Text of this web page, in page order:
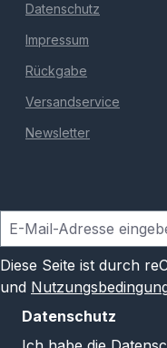
Datenschutz
Impressum
Rückgabe
Versandservice
Newsletter
Diese Seite ist durch
und
Datenschutz